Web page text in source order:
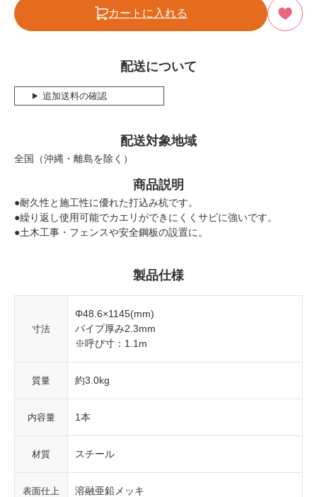
カートに入れる
配送について
追加送料の確認
配送対象地域
全国（沖縄・離島を除く）
商品説明
●耐久性と施工性に優れた打込み杭です。
●繰り返し使用可能でカエリができにくくサビに強いです。
●土木工事・フェンスや安全鋼板の設置に。
製品仕様
寸法
Φ48.6×1145(mm)
パイプ厚み2.3mm
※呼び寸：1.1m
質量 約3.0kg
内容量 1本
材質 スチール
表面仕上 溶融亜鉛メッキ